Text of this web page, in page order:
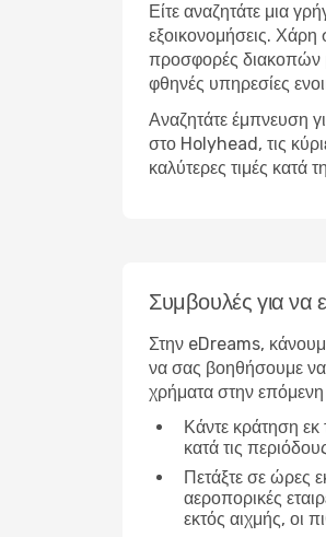
Είτε αναζητάτε μια
εξοικονομήσεις. Χάρη
προσφορές διακοπών
φθηνές υπηρεσίες
Αναζητάτε έμπνευση
στο Holyhead, τις
καλύτερες τιμές
Συμβουλές για να
Στην eDreams,
να σας βοηθήσουμε να
χρήματα στην
Κάντε κράτηση
κατά τις
Πετάξτε σε ώρες
αεροπορικές
εκτός αιχμής, οι